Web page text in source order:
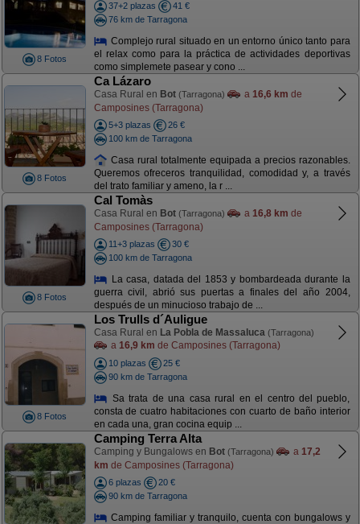
8 Fotos
37+2 plazas
41 €
76 km de Tarragona
Complejo rural situado en un entorno único tanto para
el relax como para la práctica de actividades deportivas
como simplemete pasear y cono ...
8 Fotos
Ca Lázaro
Casa Rural en Bot (Tarragona) a 16,6 km de
Camposines (Tarragona)
5+3 plazas
26 €
100 km de Tarragona
Casa rural totalmente equipada a precios razonables.
Queremos ofreceros tranquilidad, comodidad y, a través
del trato familiar y ameno, la r ...
8 Fotos
Cal Tomàs
Casa Rural en Bot (Tarragona) a 16,8 km de
Camposines (Tarragona)
11+3 plazas
30 €
100 km de Tarragona
La casa, datada del 1853 y bombardeada durante la
guerra civil, abrió sus puertas a finales del año 2004,
después de un minucioso trabajo de ...
8 Fotos
Los Trulls d´Auligue
Casa Rural en La Pobla de Massaluca (Tarragona)
a 16,9 km de Camposines (Tarragona)
10 plazas
25 €
90 km de Tarragona
Sa trata de una casa rural en el centro del pueblo,
consta de cuatro habitaciones con cuarto de baño interior
en cada una, gran cocina equip ...
Camping Terra Alta
Camping y Bungalows en Bot (Tarragona) a 17,2
km de Camposines (Tarragona)
6 plazas
20 €
90 km de Tarragona
Camping familiar y tranquilo, cuenta con bungalows y